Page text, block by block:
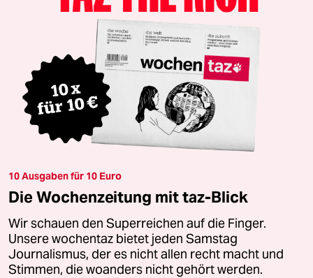
10 Ausgaben für 10 Euro
Die Wochenzeitung mit taz-Blick
Wir schauen den Superreichen auf die Finger.
Unsere wochentaz bietet jeden Samstag
Journalismus, der es nicht allen recht macht und
Stimmen, die woanders nicht gehört werden.